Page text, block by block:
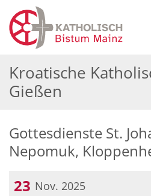
Zum Inhalt springen
Kroatische
Gießen
Gottesdienste St.
Nepomuk,
23 Nov. 2025